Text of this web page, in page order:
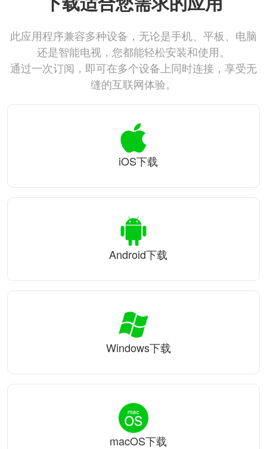
此应用程序兼容多种设备，无论是手机、平板、电脑
还是智能电视，您都能轻松安装和使用。
通过一次订阅，即可在多个设备上同时连接，享受无
缝的互联网体验。
iOS下载
Android下载
Windows下载
macOS下载